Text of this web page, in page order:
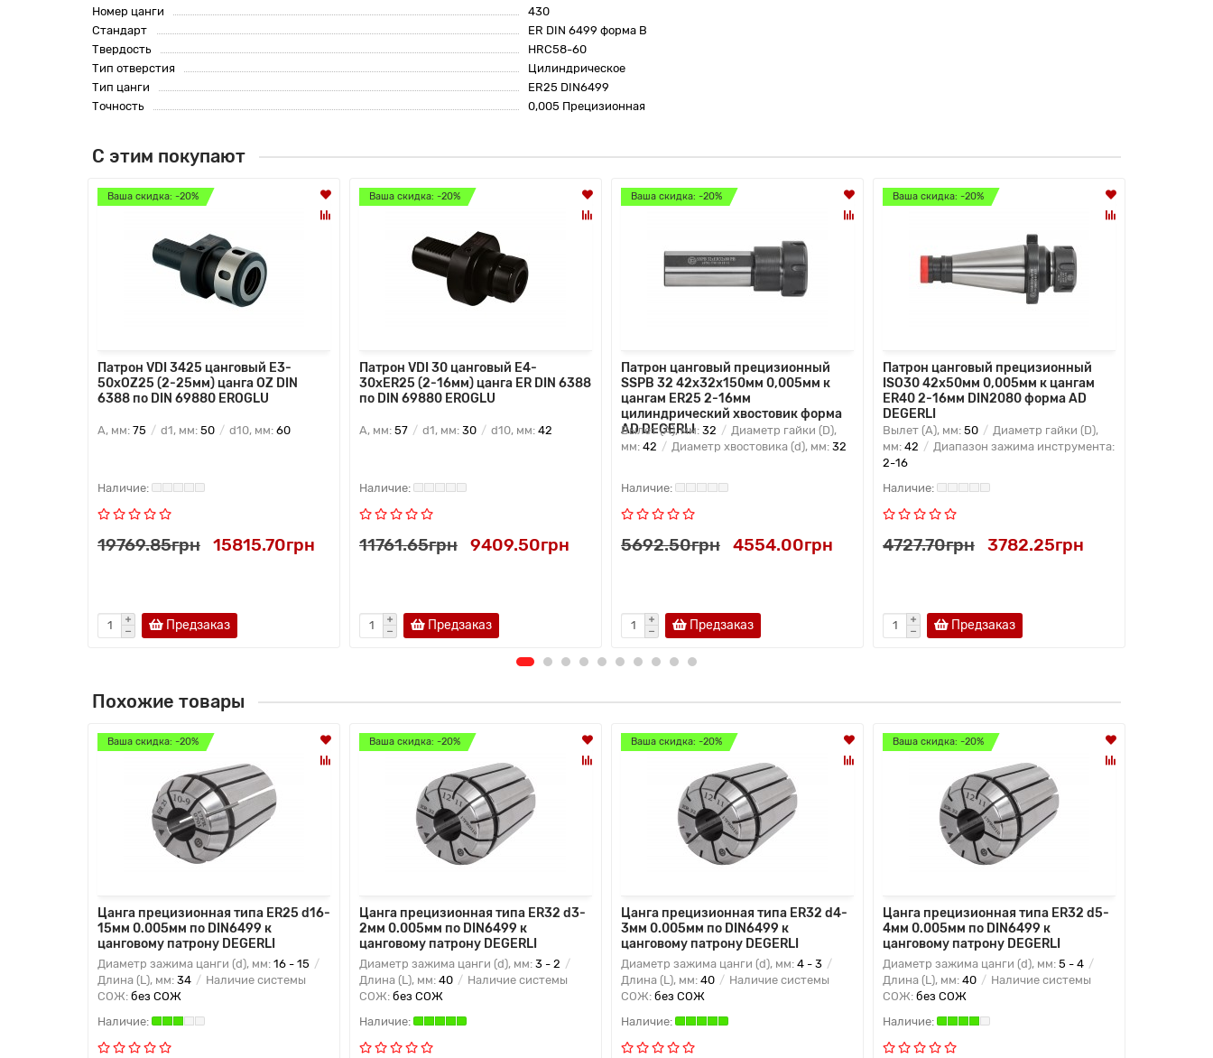
Номер цанги
430
Стандарт
ER DIN 6499 форма B
Твердость
HRC58-60
Тип отверстия
Цилиндрическое
Тип цанги
ER25 DIN6499
Точность
0,005 Прецизионная
С этим покупают
Ваша скидка: -20%
Патрон VDI 3425 цанговый E3-
50xOZ25 (2-25мм) цанга OZ DIN
6388 по DIN 69880 EROGLU
A, мм: 75 d1, мм: 50 d10, мм: 60
19769.85грн 15815.70грн
Предзаказ
Ваша скидка: -20%
Патрон VDI 30 цанговый E4-
30xER25 (2-16мм) цанга ER DIN 6388
по DIN 69880 EROGLU
A, мм: 57 d1, мм: 30 d10, мм: 42
11761.65грн 9409.50грн
Предзаказ
Ваша скидка: -20%
Патрон цанговый прецизионный
SSPB 32 42x32x150мм 0,005мм к
цангам ER25 2-16мм
цилиндрический хвостовик форма
AD DEGERLI
Вылет (A), мм: 32
Диаметр гайки (D),
мм: 42 Диаметр хвостовика (d), мм: 32
5692.50грн 4554.00грн
Предзаказ
Ваша скидка: -20%
Патрон цанговый прецизионный
ISO30 42x50мм 0,005мм к цангам
ER40 2-16мм DIN2080 форма AD
DEGERLI
Вылет (A), мм: 50
Диаметр гайки (D),
мм: 42
Диапазон зажима инструмента:
2-16
4727.70грн 3782.25грн
Предзаказ
Похожие товары
Ваша скидка: -20%
Цанга прецизионная типа ER25 d16-
15мм 0.005мм по DIN6499 к
цанговому патрону DEGERLI
Диаметр зажима цанги (d), мм: 16 - 15
Длина (L), мм: 34
Наличие системы
СОЖ: без СОЖ
Ваша скидка: -20%
Цанга прецизионная типа ER32 d3-
2мм 0.005мм по DIN6499 к
цанговому патрону DEGERLI
Диаметр зажима цанги (d), мм: 3 - 2
Длина (L), мм: 40
Наличие системы
СОЖ: без СОЖ
Ваша скидка: -20%
Цанга прецизионная типа ER32 d4-
3мм 0.005мм по DIN6499 к
цанговому патрону DEGERLI
Диаметр зажима цанги (d), мм: 4 - 3
Длина (L), мм: 40
Наличие системы
СОЖ: без СОЖ
Ваша скидка: -20%
Цанга прецизионная типа ER32 d5-
4мм 0.005мм по DIN6499 к
цанговому патрону DEGERLI
Диаметр зажима цанги (d), мм: 5 - 4
Длина (L), мм: 40
Наличие системы
СОЖ: без СОЖ